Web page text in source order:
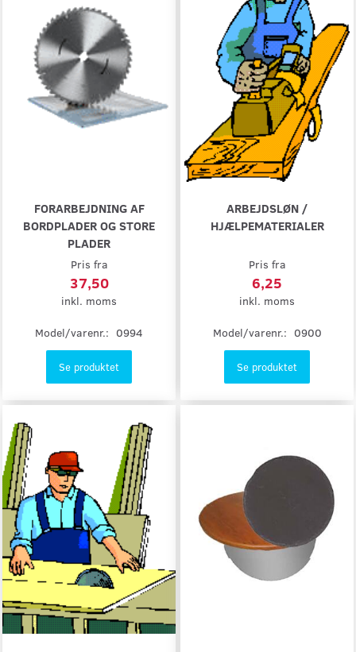
FORARBEJDNING AF
BORDPLADER OG STORE
PLADER
Pris fra
37,50
inkl. moms
Model/varenr.: 0994
Se produktet
ARBEJDSLØN /
HJÆLPEMATERIALER
Pris fra
6,25
inkl. moms
Model/varenr.: 0900
Se produktet